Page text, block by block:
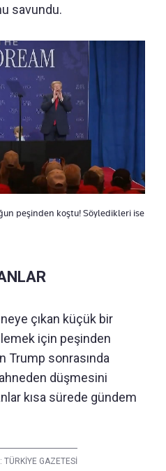
savundu.
peşinden koştu! Söyledikleri ise
çıkan küçük bir
için peşinden
Trump sonrasında
düşmesini
kısa sürede gündem
TÜRKİYE GAZETESİ